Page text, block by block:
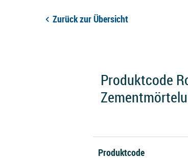
Zurück zur Übersicht
Produktcode
Produktcode